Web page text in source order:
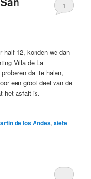
1
half 12, konden we dan
Villa de La
dat te halen,
een groot deel van de
het asfalt is.
de los Andes,siete